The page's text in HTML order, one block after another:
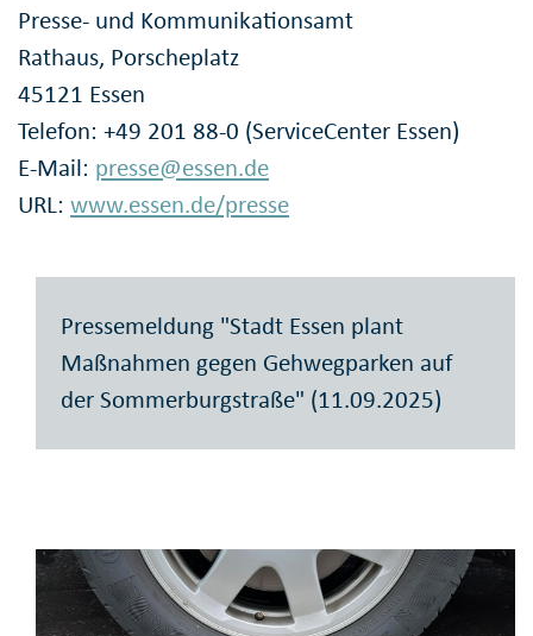
Presse- und Kommunikationsamt
Rathaus, Porscheplatz
45121 Essen
Telefon: +49 201 88-0 (ServiceCenter Essen)
E-Mail: presse@essen.de
URL: www.essen.de/presse
Pressemeldung "Stadt Essen plant
Maßnahmen gegen Gehwegparken auf
der Sommerburgstraße" (11.09.2025)